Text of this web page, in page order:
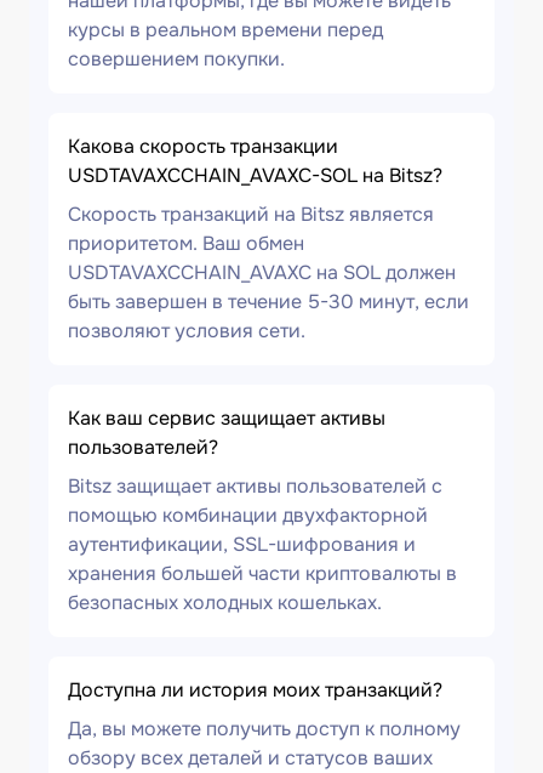
курсы в реальном времени перед
совершением покупки.
Какова скорость транзакции
USDTAVAXCCHAIN_AVAXC-SOL на Bitsz?
Скорость транзакций на Bitsz является
приоритетом. Ваш обмен
USDTAVAXCCHAIN_AVAXC на SOL должен
быть завершен в течение 5-30 минут, если
позволяют условия сети.
Как ваш сервис защищает активы
пользователей?
Bitsz защищает активы пользователей с
помощью комбинации двухфакторной
аутентификации, SSL-шифрования и
хранения большей части криптовалюты в
безопасных холодных кошельках.
Доступна ли история моих транзакций?
Да, вы можете получить доступ к полному
обзору всех деталей и статусов ваших